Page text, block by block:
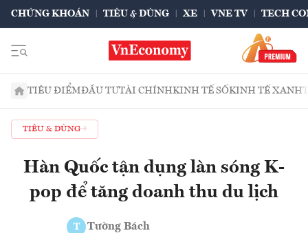
CHỨNG KHOÁN TIÊU & DÙNG XE VNE TV TECH
TIÊU ĐIỂMĐẦU TƯTÀI CHÍNHKINH TẾ SỐKINH TẾ XANH
TIÊU & DÙNG
Hàn Quốc tận dụng làn sóng K-
pop để tăng doanh thu du lịch
T Tường Bách